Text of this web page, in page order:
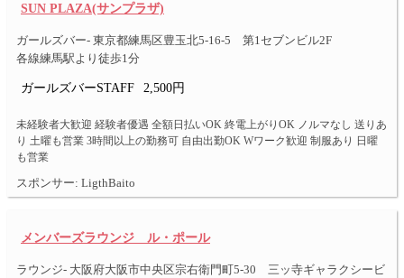
SUN PLAZA(サンプラザ)
ガールズバー- 東京都練馬区豊玉北5-16-5 第1セブンビル2F
各線練馬駅より徒歩1分
ガールズバーSTAFF 2,500円
未経験者大歓迎 経験者優遇 全額日払いOK 終電上がりOK ノルマなし 送りあ
り 土曜も営業 3時間以上の勤務可 自由出勤OK Wワーク歓迎 制服あり 日曜
も営業
スポンサー: LigthBaito
メンバーズラウンジ ル・ポール
ラウンジ- 大阪府大阪市中央区宗右衛門町5-30 三ッ寺ギャラクシービ